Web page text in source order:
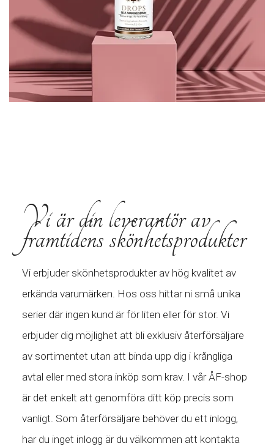
Vi är din leverantör av
framtidens skönhetsprodukter
Vi erbjuder skönhetsprodukter av hög kvalitet av
erkända varumärken. Hos oss hittar ni små unika
serier där ingen kund är för liten eller för stor. Vi
erbjuder dig möjlighet att bli exklusiv återförsäljare
av sortimentet utan att binda upp dig i krångliga
avtal eller med stora inköp som krav. I vår ÅF-shop
är det enkelt att genomföra ditt köp precis som
vanligt. Som återförsäljare behöver du ett inlogg,
har du inget inlogg är du välkommen att kontakta